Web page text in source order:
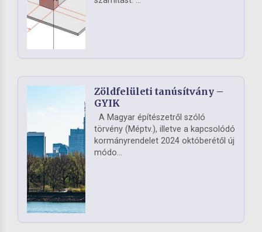
Zöldfelületi tanúsítvány –
GYIK
A Magyar építészetről szóló
törvény (Méptv.), illetve a kapcsolódó
kormányrendelet 2024 októberétől új
módo...